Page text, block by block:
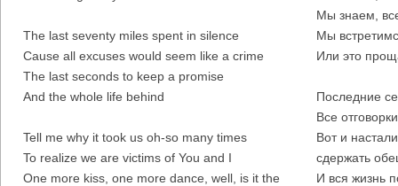
The last seventy miles spent in silence
Cause all excuses would seem like a crime
The last seconds to keep a promise
And the whole life behind
Tell me why it took us oh-so many times
To realize we are victims of You and I
One more kiss, one more dance, well, is it the
Мы знаем,
Мы
Или это
Последние
Все
Вот и
сдержать
И вся жизнь